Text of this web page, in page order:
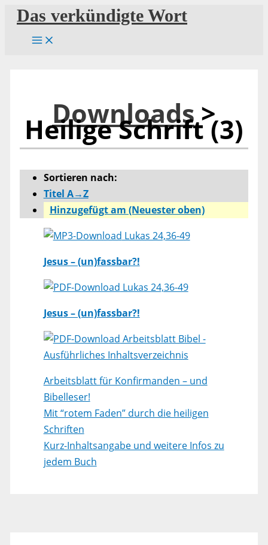
Zum
Inhalt
springen
Das verkündigte Wort
Downloads>
Heilige Schrift (3)
Sortieren nach:
Titel A→Z
Hinzugefügt am (Neuester oben)
Lukas 24,36-49
Jesus – (un)fassbar?!
Lukas 24,36-49
Jesus – (un)fassbar?!
Arbeitsblatt Bibel -
Ausführliches Inhaltsverzeichnis
Arbeitsblatt für Konfirmanden – und
Bibelleser!
Mit “rotem Faden” durch die heiligen
Schriften
Kurz-Inhaltsangabe und weitere Infos zu
jedem Buch